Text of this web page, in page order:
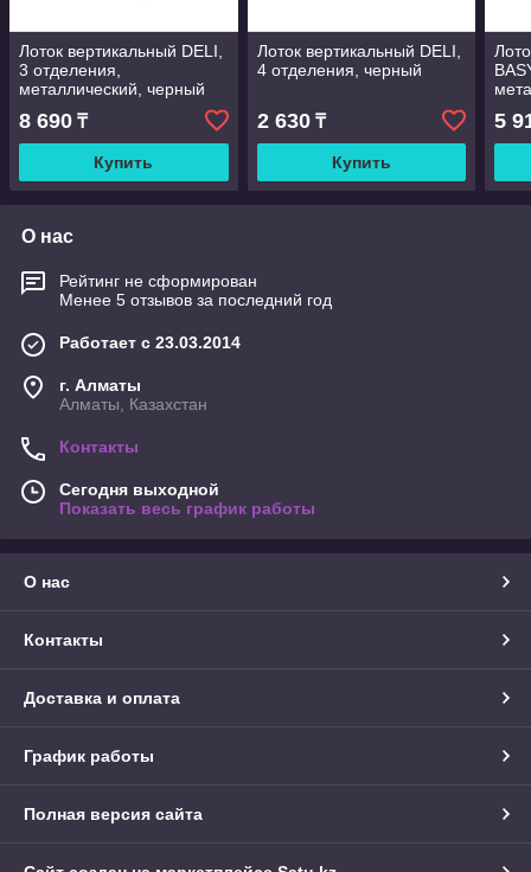
Лоток вертикальный DELI,
3 отделения,
металлический, черный
8 690 ₸
Купить
Лоток вертикальный DELI,
4 отделения, черный
2 630₸
Купить
5
О нас
Рейтинг не сформирован
Менее 5 отзывов за последний год
Работает с 23.03.2014
г. Алматы
Алматы, Казахстан
Контакты
Сегодня выходной
Показать весь график работы
О нас
Контакты
Доставка и оплата
График работы
Полная версия сайта